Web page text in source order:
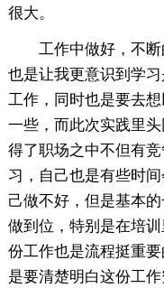
很大。
工作中做好，不
也是让我更意识到学
工作，同时也是要去
一些，而此次实践里
得了职场之中不但有
习，自己也是有些时
己做不好，但是基本
做到位，特别是在培
份工作也是流程挺重
是要清楚明白这份工